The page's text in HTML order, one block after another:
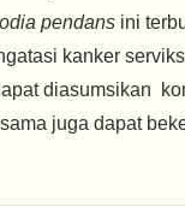
pendans ini
kanker
diasumsikan
juga dapat